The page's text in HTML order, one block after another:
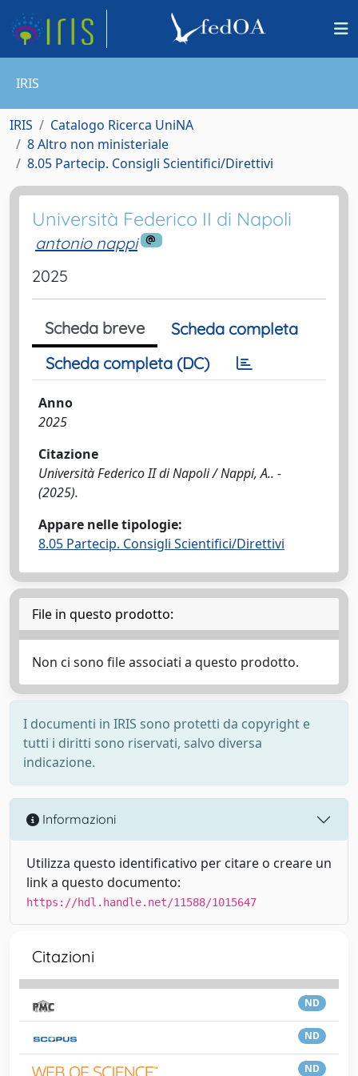
IRIS
IRIS
Catalogo Ricerca UniNA
8 Altro non ministeriale
8.05 Partecip. Consigli Scientifici/Direttivi
Università Federico II di Napoli
antonio nappi
2025
Scheda breve
Scheda completa
Scheda completa (DC)
Anno
2025
Citazione
Università Federico II di Napoli / Nappi, A.. -
(2025).
Appare nelle tipologie:
8.05 Partecip. Consigli Scientifici/Direttivi
File in questo prodotto:
Non ci sono file associati a questo prodotto.
I documenti in IRIS sono protetti da copyright e
tutti i diritti sono riservati, salvo diversa
indicazione.
Informazioni
Utilizza questo identificativo per citare o creare un
link a questo documento:
https://hdl.handle.net/11588/1015647
Citazioni
ND
ND
ND